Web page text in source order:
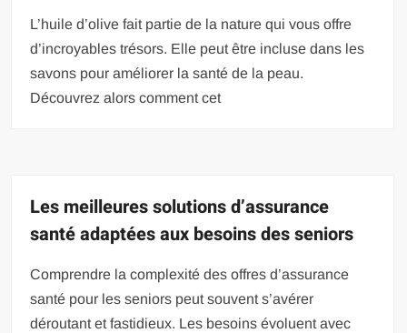
L’huile d’olive fait partie de la nature qui vous offre
d’incroyables trésors. Elle peut être incluse dans les
savons pour améliorer la santé de la peau.
Découvrez alors comment cet
Les meilleures solutions d’assurance
santé adaptées aux besoins des seniors
Comprendre la complexité des offres d’assurance
santé pour les seniors peut souvent s’avérer
déroutant et fastidieux. Les besoins évoluent avec